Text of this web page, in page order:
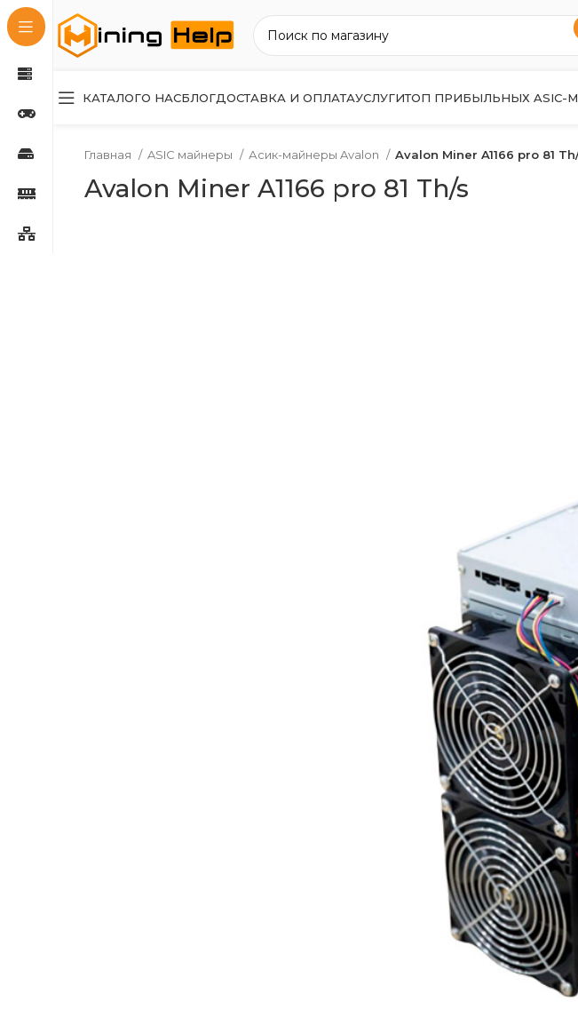
КАТАЛОГО НАСБЛОГДОСТАВКА И ОПЛАТАУСЛУГИТОП ПРИБЫЛЬНЫХ ASIC-
Главная ASIC майнеры Асик-майнеры Avalon Avalon Miner A1166 pro 81
Avalon Miner A1166 pro 81 Th/s